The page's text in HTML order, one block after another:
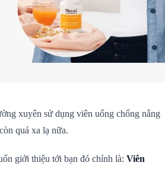
xuyên sử dụng viên uống chống nắng
quá xa lạ nữa.
giới thiệu tới bạn đó chính là: Viên